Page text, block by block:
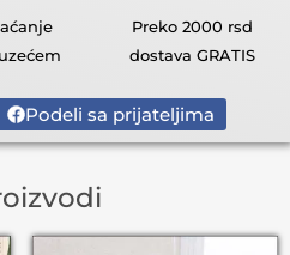
Preko 2000 rsd
dostava GRATIS
Podeli sa prijateljima